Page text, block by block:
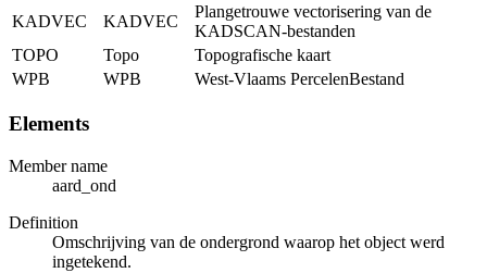
KADVEC
KADVEC
Plangetrouwe vectorisering van de
KADSCAN-bestanden
TOPO
Topo
Topografische kaart
WPB
WPB West-Vlaams PercelenBestand
Elements
Member name
aard_ond
Definition
Omschrijving van de ondergrond waarop het object werd
ingetekend.